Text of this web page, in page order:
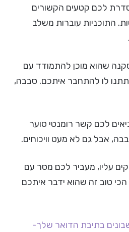
לכם קטעים הקשורים
התוכניות עוברות משלב
שהוא מוכן להתמודד עם
לו להתחבר איתכם. סבבה,
לכם קשר רומנטי סוער
אבל גם לא מעט וויכוחים.
עליו, מעביר לכם מסר עם
טוב זה שהוא ידבר איתכם
בתיבת הדואר שלך-